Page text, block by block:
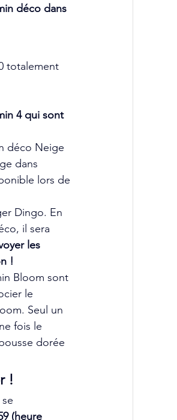
déco dans
totalement
4 qui sont
déco Neige
dans
lors de
Dingo. En
il sera
les
!
Bloom sont
le
Seul un
fois le
dorée
!
(heure